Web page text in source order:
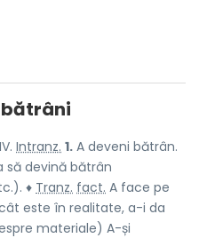
IV. Intranz. 1. A deveni bătrân.
să devină bătrân
♦ Tranz. fact. A face pe
este în realitate, a-i da
materiale) A-și